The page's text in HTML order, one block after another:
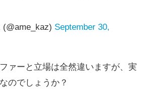
September 30,
ァーと立場は全然違いますが、実
のでしょうか？